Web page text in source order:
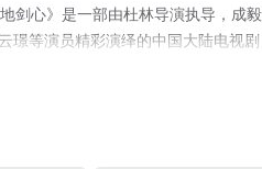
剑心》是一部由杜林导演执导，成
璟等演员精彩演绎的中国大陆电视
相关信息可移步至豆瓣电视剧、电